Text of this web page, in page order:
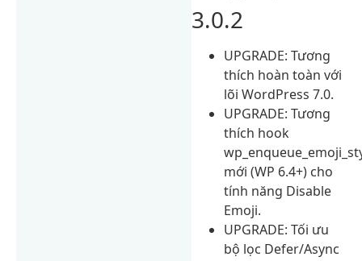
3.0.2
UPGRADE: Tương
thích hoàn toàn với
lõi WordPress 7.0.
UPGRADE: Tương
thích hook
mới (WP 6.4+) cho
tính năng Disable
Emoji.
UPGRADE: Tối ưu
bộ lọc Defer/Async